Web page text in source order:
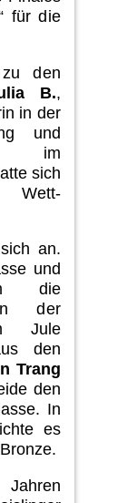
für die
den
B.,
in der
und
im
sich
Wett­
an.
und
die
der
Jule
den
Trang
den
In
es
e.
Jahren